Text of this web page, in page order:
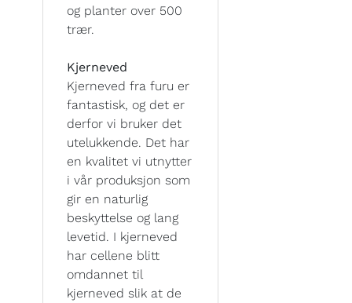
og planter over 500
trær.
Kjerneved
Kjerneved fra furu er
fantastisk, og det er
derfor vi bruker det
utelukkende. Det har
en kvalitet vi utnytter
i vår produksjon som
gir en naturlig
beskyttelse og lang
levetid. I kjerneved
har cellene blitt
omdannet til
kjerneved slik at de